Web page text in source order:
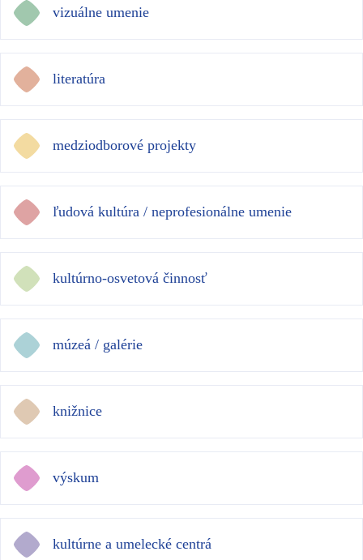
vizuálne umenie
literatúra
medziodborové projekty
ľudová kultúra / neprofesionálne umenie
kultúrno-osvetová činnosť
múzeá / galérie
knižnice
výskum
kultúrne a umelecké centrá